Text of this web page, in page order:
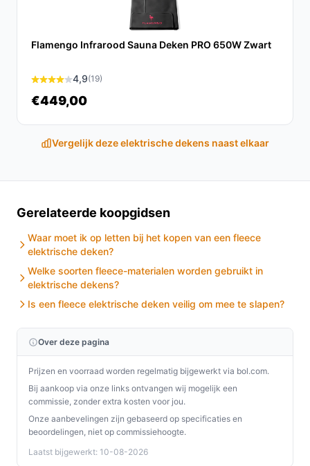
De Seranova Elektrische Deken XXL is de ideale keuze
voor wie op zoek is naar warmte, comfort en een stijlvol
gebruiksgemak is deze deken een must-have voor elke
woning.
Ontdek alle specificaties en vergelijk prijzen op
besteelektrischedeken.nl. Kies bewust wat perfect
Flamengo Infrarood Sauna Deken PRO 650W Zwart
4,9(19)
€449,00
Vergelijk deze elektrische dekens naast elkaar
Gerelateerde koopgidsen
Waar moet ik op letten bij het kopen van een fleece
elektrische deken?
Welke soorten fleece-materialen worden gebruikt in
elektrische dekens?
Is een fleece elektrische deken veilig om mee te slapen?
Over deze pagina
Prijzen en voorraad worden regelmatig bijgewerkt via bol.com.
Bij aankoop via onze links ontvangen wij mogelijk een
commissie, zonder extra kosten voor jou.
Onze aanbevelingen zijn gebaseerd op specificaties en
beoordelingen, niet op commissiehoogte.
Laatst bijgewerkt: 10-08-2026